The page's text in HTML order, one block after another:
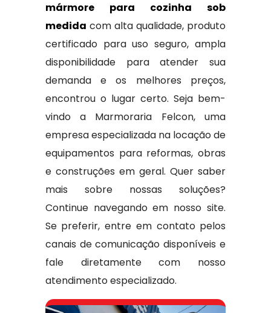
mármore para cozinha sob
medida com alta qualidade, produto
certificado para uso seguro, ampla
disponibilidade para atender sua
demanda e os melhores preços,
encontrou o lugar certo. Seja bem-
vindo a Marmoraria Felcon, uma
empresa especializada na locação de
equipamentos para reformas, obras
e construções em geral. Quer saber
mais sobre nossas soluções?
Continue navegando em nosso site.
Se preferir, entre em contato pelos
canais de comunicação disponíveis e
fale diretamente com nosso
atendimento especializado.